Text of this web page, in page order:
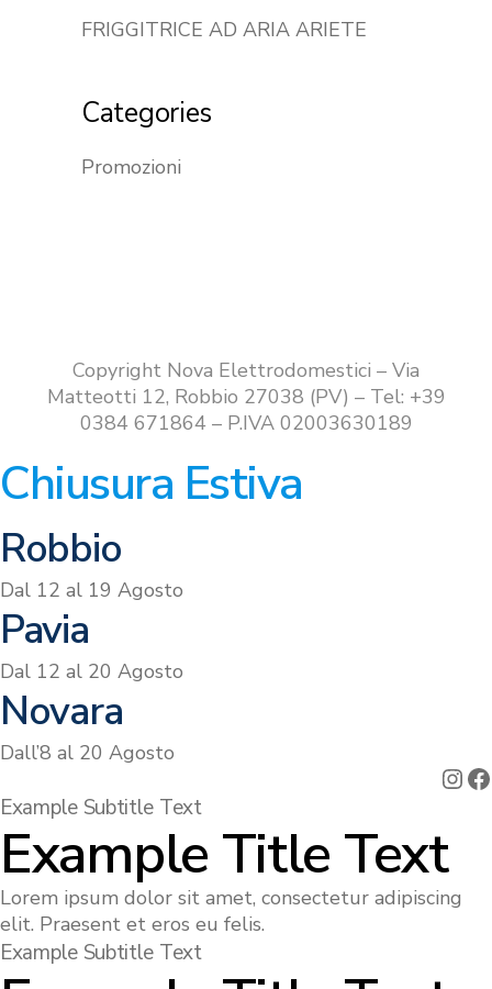
FRIGGITRICE AD ARIA ARIETE
Categories
Promozioni
Copyright Nova Elettrodomestici – Via
Matteotti 12, Robbio 27038 (PV) – Tel: +39
0384 671864 – P.IVA 02003630189
Chiusura Estiva
Robbio
Dal 12 al 19 Agosto
Pavia
Dal 12 al 20 Agosto
Novara
Dall’8 al 20 Agosto
Example Subtitle Text
Example Title Text
Lorem ipsum dolor sit amet, consectetur adipiscing
elit. Praesent et eros eu felis.
Example Subtitle Text